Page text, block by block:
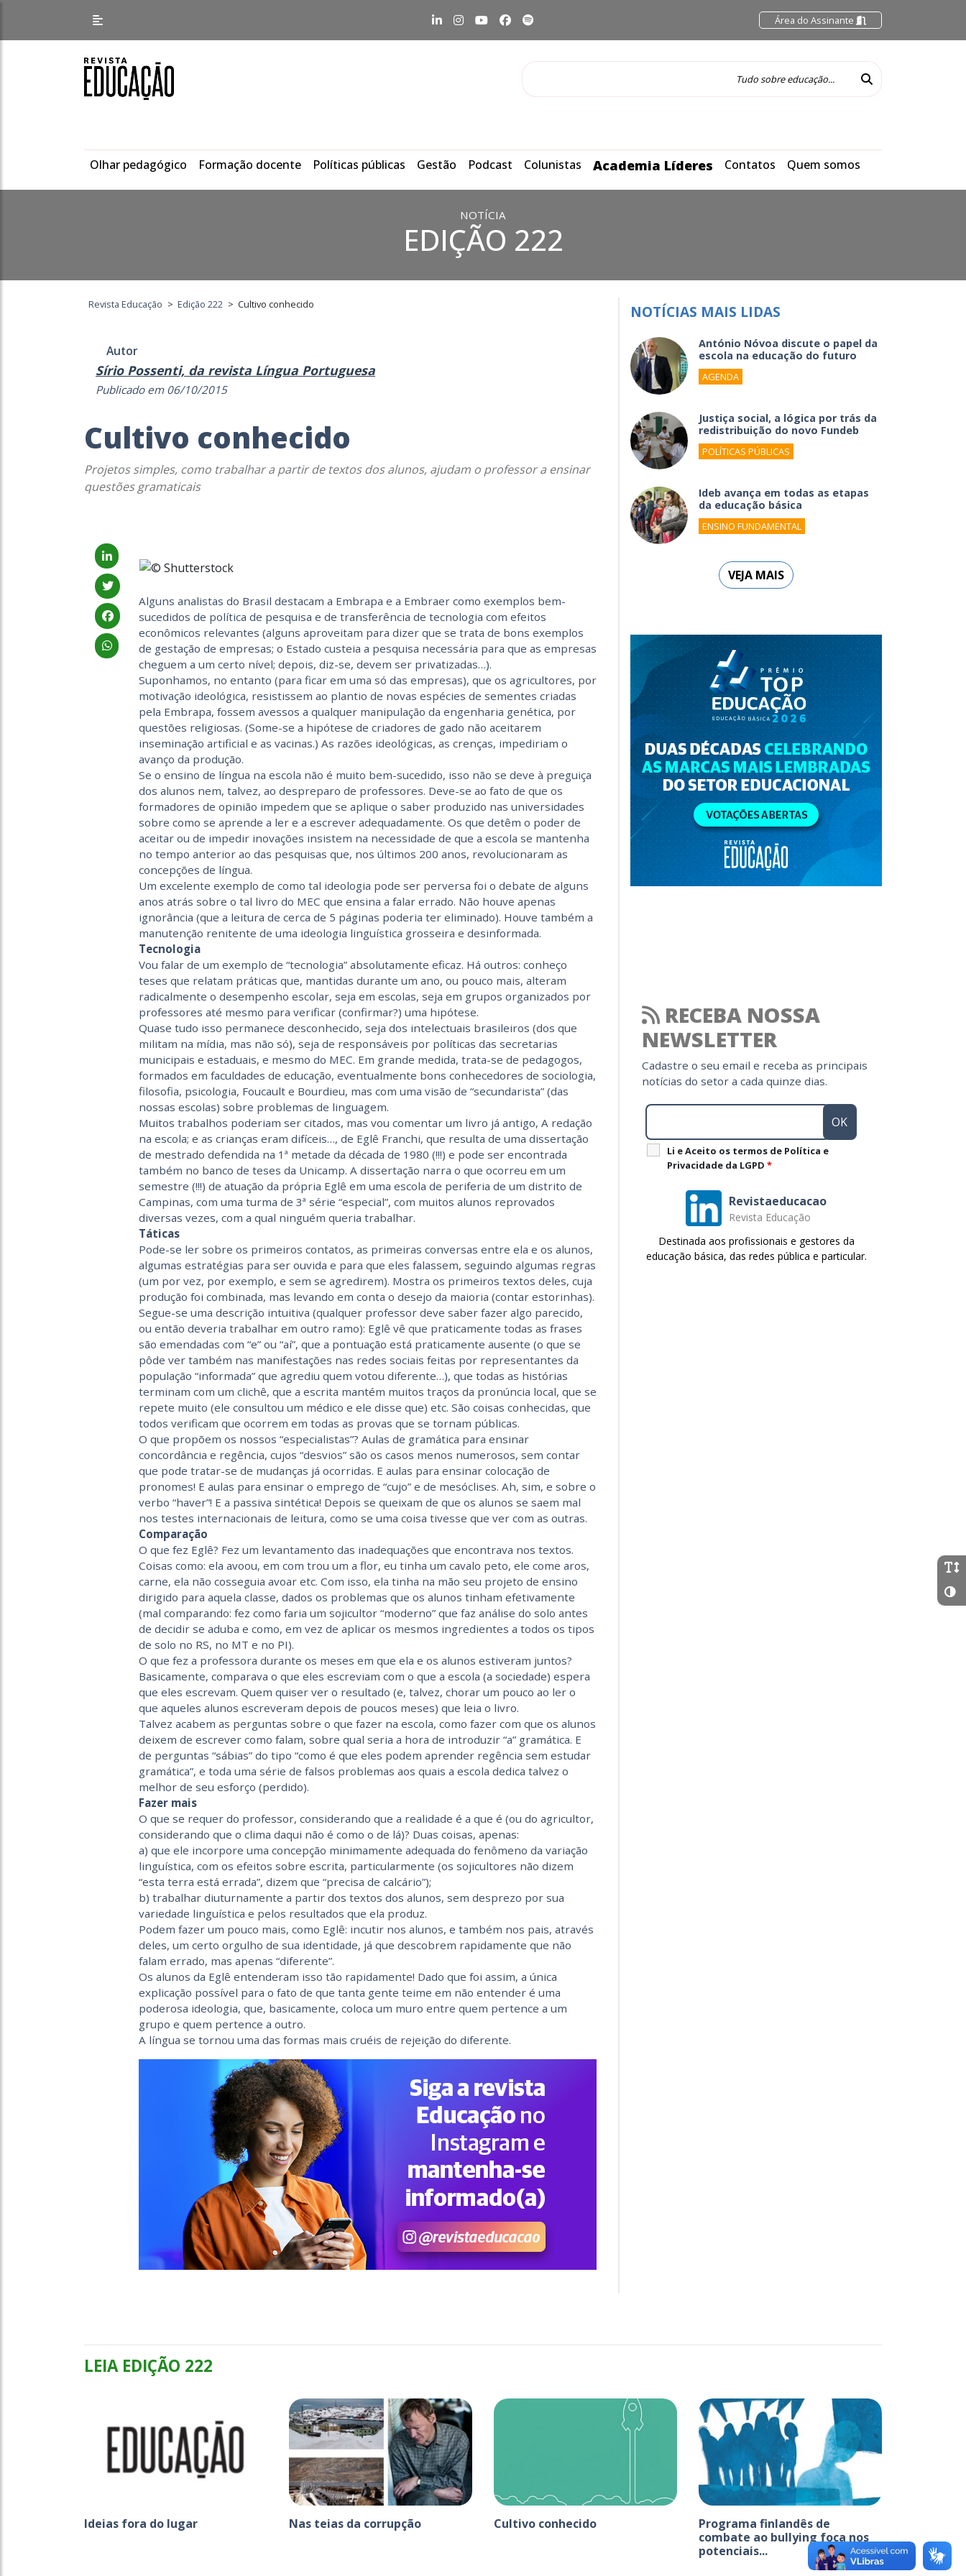
Área do Assinante
Olhar pedagógico Formação docente Políticas públicas Gestão Podcast Colunistas Academia Líderes Contatos Quem somos
NOTÍCIA
EDIÇÃO 222
Revista Educação > Edição 222 > Cultivo conhecido
Autor
Sírio Possenti, da revista Língua Portuguesa
Publicado em 06/10/2015
Cultivo conhecido
Projetos simples, como trabalhar a partir de textos dos alunos, ajudam o professor a ensinar
questões gramaticais
Alguns analistas do Brasil destacam a Embrapa e a Embraer como exemplos bem-
sucedidos de política de pesquisa e de transferência de tecnologia com efeitos
econômicos relevantes (alguns aproveitam para dizer que se trata de bons exemplos
de gestação de empresas; o Estado custeia a pesquisa necessária para que as empresas
cheguem a um certo nível; depois, diz-se, devem ser privatizadas…).
Suponhamos, no entanto (para ficar em uma só das empresas), que os agricultores, por
motivação ideológica, resistissem ao plantio de novas espécies de sementes criadas
pela Embrapa, fossem avessos a qualquer manipulação da engenharia genética, por
questões religiosas. (Some-se a hipótese de criadores de gado não aceitarem
inseminação artificial e as vacinas.) As razões ideológicas, as crenças, impediriam o
avanço da produção.
Se o ensino de língua na escola não é muito bem-sucedido, isso não se deve à preguiça
dos alunos nem, talvez, ao despreparo de professores. Deve-se ao fato de que os
formadores de opinião impedem que se aplique o saber produzido nas universidades
sobre como se aprende a ler e a escrever adequadamente. Os que detêm o poder de
aceitar ou de impedir inovações insistem na necessidade de que a escola se mantenha
no tempo anterior ao das pesquisas que, nos últimos 200 anos, revolucionaram as
concepções de língua.
Um excelente exemplo de como tal ideologia pode ser perversa foi o debate de alguns
anos atrás sobre o tal livro do MEC que ensina a falar errado. Não houve apenas
ignorância (que a leitura de cerca de 5 páginas poderia ter eliminado). Houve também a
manutenção renitente de uma ideologia linguística grosseira e desinformada.
Tecnologia
Vou falar de um exemplo de “tecnologia” absolutamente eficaz. Há outros: conheço
teses que relatam práticas que, mantidas durante um ano, ou pouco mais, alteram
radicalmente o desempenho escolar, seja em escolas, seja em grupos organizados por
professores até mesmo para verificar (confirmar?) uma hipótese.
Quase tudo isso permanece desconhecido, seja dos intelectuais brasileiros (dos que
militam na mídia, mas não só), seja de responsáveis por políticas das secretarias
municipais e estaduais, e mesmo do MEC. Em grande medida, trata-se de pedagogos,
formados em faculdades de educação, eventualmente bons conhecedores de sociologia,
filosofia, psicologia, Foucault e Bourdieu, mas com uma visão de “secundarista” (das
nossas escolas) sobre problemas de linguagem.
Muitos trabalhos poderiam ser citados, mas vou comentar um livro já antigo, A redação
na escola; e as crianças eram difíceis…, de Eglê Franchi, que resulta de uma dissertação
de mestrado defendida na 1ª metade da década de 1980 (!!!) e pode ser encontrada
também no banco de teses da Unicamp. A dissertação narra o que ocorreu em um
semestre (!!!) de atuação da própria Eglê em uma escola de periferia de um distrito de
Campinas, com uma turma de 3ª série “especial”, com muitos alunos reprovados
diversas vezes, com a qual ninguém queria trabalhar.
Táticas
Pode-se ler sobre os primeiros contatos, as primeiras conversas entre ela e os alunos,
algumas estratégias para ser ouvida e para que eles falassem, seguindo algumas regras
(um por vez, por exemplo, e sem se agredirem). Mostra os primeiros textos deles, cuja
produção foi combinada, mas levando em conta o desejo da maioria (contar estorinhas).
Segue-se uma descrição intuitiva (qualquer professor deve saber fazer algo parecido,
ou então deveria trabalhar em outro ramo): Eglê vê que praticamente todas as frases
são emendadas com “e” ou “aí”, que a pontuação está praticamente ausente (o que se
pôde ver também nas manifestações nas redes sociais feitas por representantes da
população “informada” que agrediu quem votou diferente…), que todas as histórias
terminam com um clichê, que a escrita mantém muitos traços da pronúncia local, que se
repete muito (ele consultou um médico e ele disse que) etc. São coisas conhecidas, que
todos verificam que ocorrem em todas as provas que se tornam públicas.
O que propõem os nossos “especialistas”? Aulas de gramática para ensinar
concordância e regência, cujos “desvios” são os casos menos numerosos, sem contar
que pode tratar-se de mudanças já ocorridas. E aulas para ensinar colocação de
pronomes! E aulas para ensinar o emprego de “cujo” e de mesóclises. Ah, sim, e sobre o
verbo “haver”! E a passiva sintética! Depois se queixam de que os alunos se saem mal
nos testes internacionais de leitura, como se uma coisa tivesse que ver com as outras.
Comparação
O que fez Eglê? Fez um levantamento das inadequações que encontrava nos textos.
Coisas como: ela avoou, em com trou um a flor, eu tinha um cavalo peto, ele come aros,
carne, ela não cosseguia avoar etc. Com isso, ela tinha na mão seu projeto de ensino
dirigido para aquela classe, dados os problemas que os alunos tinham efetivamente
(mal comparando: fez como faria um sojicultor “moderno” que faz análise do solo antes
de decidir se aduba e como, em vez de aplicar os mesmos ingredientes a todos os tipos
de solo no RS, no MT e no PI).
O que fez a professora durante os meses em que ela e os alunos estiveram juntos?
Basicamente, comparava o que eles escreviam com o que a escola (a sociedade) espera
que eles escrevam. Quem quiser ver o resultado (e, talvez, chorar um pouco ao ler o
que aqueles alunos escreveram depois de poucos meses) que leia o livro.
Talvez acabem as perguntas sobre o que fazer na escola, como fazer com que os alunos
deixem de escrever como falam, sobre qual seria a hora de introduzir “a” gramática. E
de perguntas “sábias” do tipo “como é que eles podem aprender regência sem estudar
gramática”, e toda uma série de falsos problemas aos quais a escola dedica talvez o
melhor de seu esforço (perdido).
Fazer mais
O que se requer do professor, considerando que a realidade é a que é (ou do agricultor,
considerando que o clima daqui não é como o de lá)? Duas coisas, apenas:
a) que ele incorpore uma concepção minimamente adequada do fenômeno da variação
linguística, com os efeitos sobre escrita, particularmente (os sojicultores não dizem
“esta terra está errada”, dizem que “precisa de calcário”);
b) trabalhar diuturnamente a partir dos textos dos alunos, sem desprezo por sua
variedade linguística e pelos resultados que ela produz.
Podem fazer um pouco mais, como Eglê: incutir nos alunos, e também nos pais, através
deles, um certo orgulho de sua identidade, já que descobrem rapidamente que não
falam errado, mas apenas “diferente”.
Os alunos da Eglê entenderam isso tão rapidamente! Dado que foi assim, a única
explicação possível para o fato de que tanta gente teime em não entender é uma
poderosa ideologia, que, basicamente, coloca um muro entre quem pertence a um
grupo e quem pertence a outro.
A língua se tornou uma das formas mais cruéis de rejeição do diferente.
NOTÍCIAS MAIS LIDAS
António Nóvoa discute o papel da
escola na educação do futuro
AGENDA
Justiça social, a lógica por trás da
redistribuição do novo Fundeb
POLÍTICAS PÚBLICAS
Ideb avança em todas as etapas
da educação básica
ENSINO FUNDAMENTAL
VEJA MAIS
RECEBA NOSSA
NEWSLETTER
Cadastre o seu email e receba as principais
notícias do setor a cada quinze dias.
Li e Aceito os termos de Política e
Privacidade da LGPD *
Revistaeducacao
Revista Educação
Destinada aos profissionais e gestores da
educação básica, das redes pública e particular.
LEIA EDIÇÃO 222
Ideias fora do lugar Nas teias da corrupção Cultivo conhecido
Programa finlandês de
combate ao bullying foca nos
potenciais...